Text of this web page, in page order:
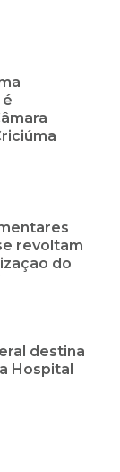
revoltam
do
destina
Hospital